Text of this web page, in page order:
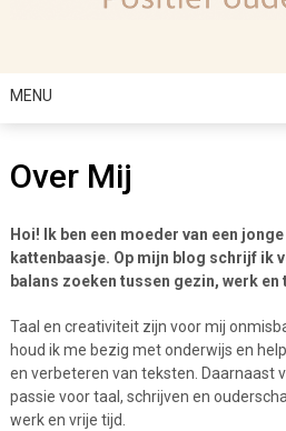
MENU
Over Mij
Hoi! Ik ben een moeder van een
kattenbaasje. Op mijn blog schrijf ik
balans zoeken tussen gezin, werk
Taal en creativiteit zijn voor mij
houd ik me bezig met onderwijs en
en verbeteren van teksten. Daarnaast
passie voor taal, schrijven en
werk en vrije tijd.